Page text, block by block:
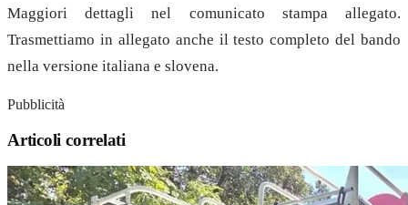
Maggiori dettagli nel comunicato stampa allegato.
Trasmettiamo in allegato anche il testo completo del bando
nella versione italiana e slovena.
Pubblicità
Articoli correlati